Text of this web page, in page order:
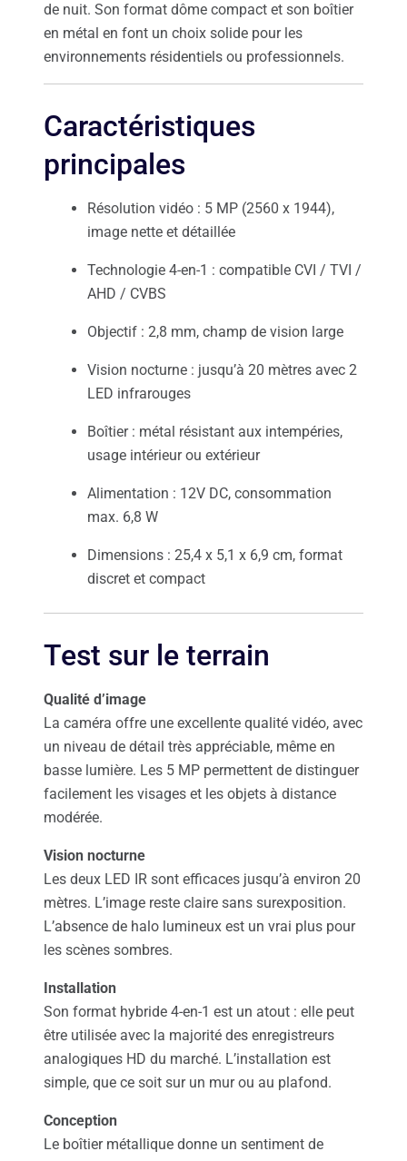
de nuit. Son format dôme compact et son boîtier
en métal en font un choix solide pour les
environnements résidentiels ou professionnels.
Caractéristiques
principales
Résolution vidéo : 5 MP (2560 x 1944),
image nette et détaillée
Technologie 4-en-1 : compatible CVI / TVI /
AHD / CVBS
Objectif : 2,8 mm, champ de vision large
Vision nocturne : jusqu’à 20 mètres avec 2
LED infrarouges
Boîtier : métal résistant aux intempéries,
usage intérieur ou extérieur
Alimentation : 12V DC, consommation
max. 6,8 W
Dimensions : 25,4 x 5,1 x 6,9 cm, format
discret et compact
Test sur le terrain
Qualité d’image
La caméra offre une excellente qualité vidéo, avec
un niveau de détail très appréciable, même en
basse lumière. Les 5 MP permettent de distinguer
facilement les visages et les objets à distance
modérée.
Vision nocturne
Les deux LED IR sont efficaces jusqu’à environ 20
mètres. L’image reste claire sans surexposition.
L’absence de halo lumineux est un vrai plus pour
les scènes sombres.
Installation
Son format hybride 4-en-1 est un atout : elle peut
être utilisée avec la majorité des enregistreurs
analogiques HD du marché. L’installation est
simple, que ce soit sur un mur ou au plafond.
Conception
Le boîtier métallique donne un sentiment de